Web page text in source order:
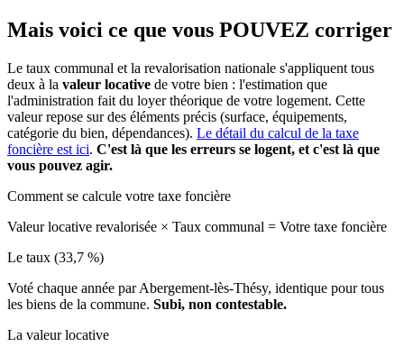
Mais voici ce que vous POUVEZ corriger
Le taux communal et la revalorisation nationale s'appliquent tous
deux à la valeur locative de votre bien : l'estimation que
l'administration fait du loyer théorique de votre logement. Cette
valeur repose sur des éléments précis (surface, équipements,
catégorie du bien, dépendances). Le détail du calcul de la taxe
foncière est ici. C'est là que les erreurs se logent, et c'est là que
vous pouvez agir.
Comment se calcule votre taxe foncière
Valeur locative revalorisée × Taux communal = Votre taxe foncière
Le taux (33,7 %)
Voté chaque année par Abergement-lès-Thésy, identique pour tous
les biens de la commune. Subi, non contestable.
La valeur locative